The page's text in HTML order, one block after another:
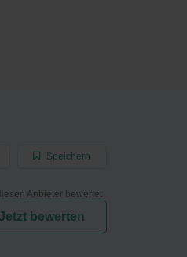
Speichern
Anbieter bewertet
Jetzt bewerten